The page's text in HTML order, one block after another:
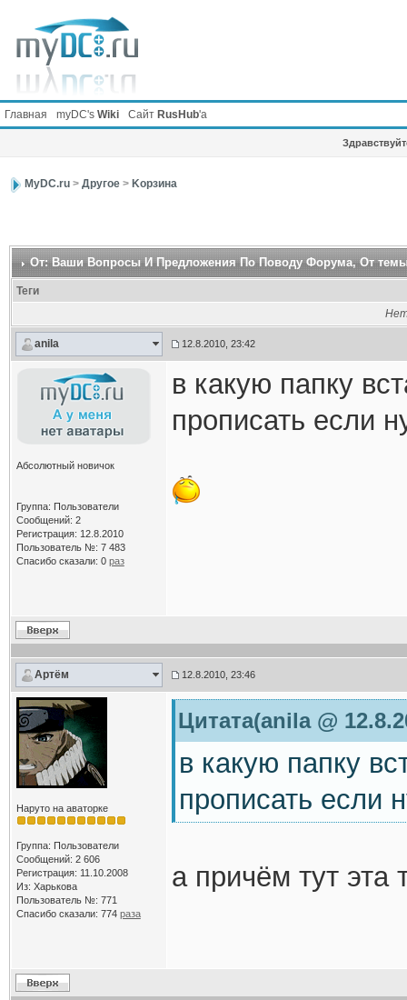
Главная myDC's Wiki Сайт RusHub'а
MyDC.ru> Другое> Kорзина
От: Ваши Вопросы И Предложения По Поводу Форума, От
Теги
anila 12.8.2010, 23:42
Абсолютный новичок
Группа: Пользователи
Сообщений: 2
Регистрация: 12.8.2010
Пользователь №: 7 483
Спасибо сказали: 0 раз
в какую папку
прописать если
Артём 12.8.2010, 23:46
Наруто на аваторке
Группа: Пользователи
Сообщений: 2 606
Регистрация: 11.10.2008
Из: Харькова
Пользователь №: 771
Спасибо сказали: 774 раза
Цитата(anila @
в какую папку
прописать
а причём тут эта